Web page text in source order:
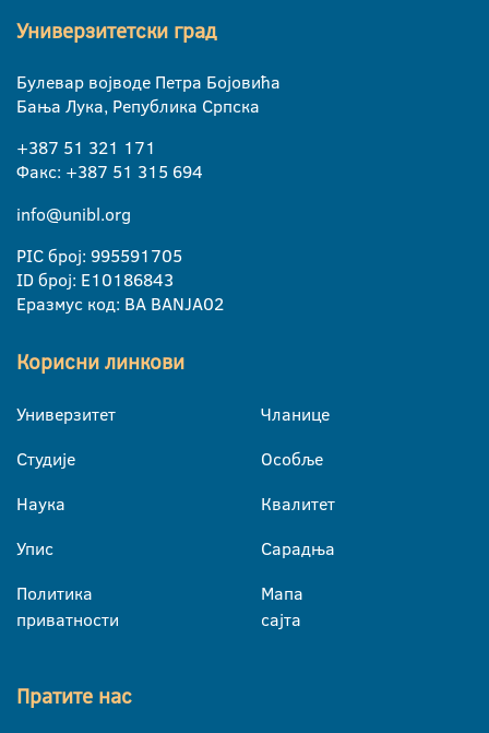
Универзитетски град
Булевар војводе Петра Бојовића
Бања Лука, Република Српска
+387 51 321 171
Факс: +387 51 315 694
info@unibl.org
PIC број: 995591705
ID број: E10186843
Еразмус код: BA BANJA02
Корисни линкови
Универзитет
Студије
Наука
Упис
Политика
приватности
Чланице
Особље
Квалитет
Сарадња
Мапа
сајта
Пратите нас